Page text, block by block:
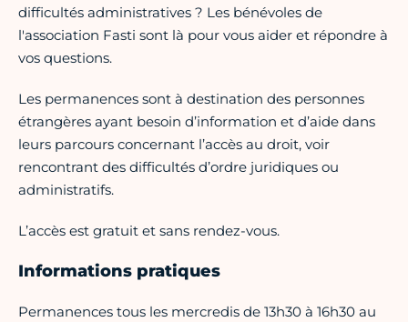
difficultés administratives ? Les bénévoles de
l'association Fasti sont là pour vous aider et répondre à
vos questions.
Les permanences sont à destination des personnes
étrangères ayant besoin d’information et d’aide dans
leurs parcours concernant l’accès au droit, voir
rencontrant des difficultés d’ordre juridiques ou
administratifs.
L’accès est gratuit et sans rendez-vous.
Informations pratiques
Permanences tous les mercredis de 13h30 à 16h30 au